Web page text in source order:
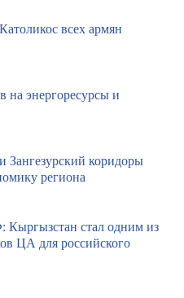
всех армян
на энергоресурсы и
Зангезурский коридоры
региона
Кыргызстан стал одним из
ЦА для российского